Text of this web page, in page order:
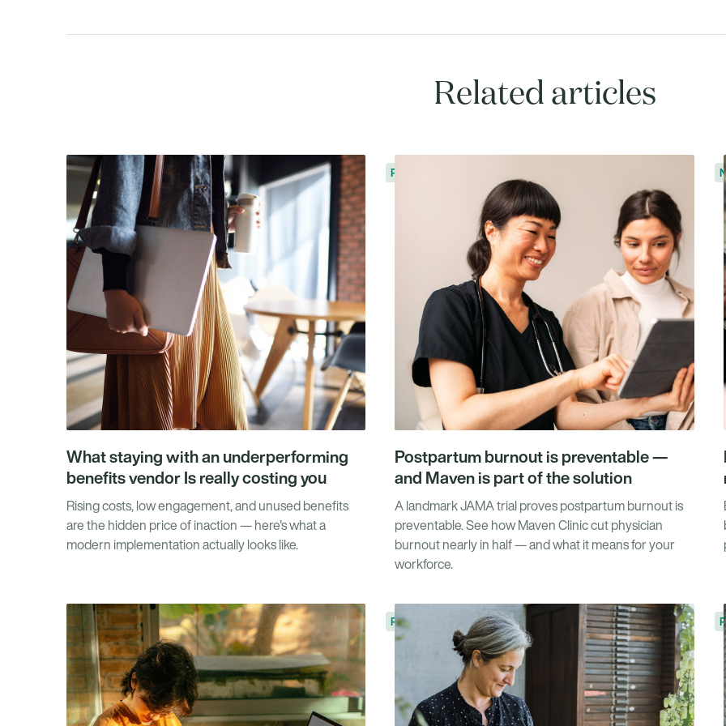
Related articles
Perspectivas
What staying with an underperforming
benefits vendor Is really costing you
Rising costs, low engagement, and unused benefits
are the hidden price of inaction — here's what a
modern implementation actually looks like.
Postpartum burnout is preventable —
and Maven is part of the solution
A landmark JAMA trial proves postpartum burnout is
preventable. See how Maven Clinic cut physician
burnout nearly in half — and what it means for your
workforce.
Perspectivas